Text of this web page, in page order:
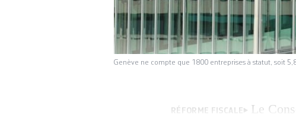
Genève ne compte que 1800 entreprises à statut, soit
RÉFORME FISCALE
Le